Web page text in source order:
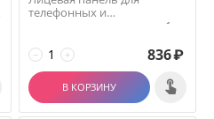
телефонных и
компьютерных розеток 1
+
− 836₽
В КОРЗИНУ